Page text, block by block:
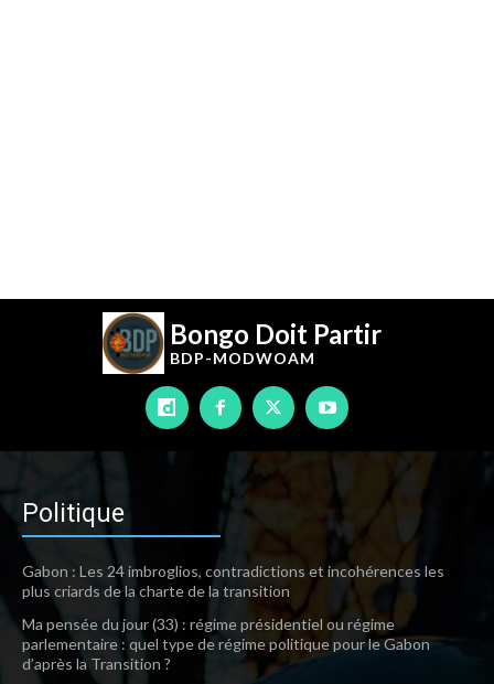
Bongo Doit Partir
BDP-MODWOAM
Politique
Gabon : Les 24 imbroglios, contradictions et incohérences les
plus criards de la charte de la transition
Ma pensée du jour (33) : régime présidentiel ou régime
parlementaire : quel type de régime politique pour le Gabon
d’après la Transition ?